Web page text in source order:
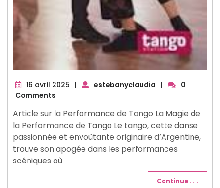
16 avril 2025 16| estebanyclaudia |
0
Comments
Article sur la Performance de Tango La Magie de
la Performance de Tango Le tango, cette danse
passionnée et envoûtante originaire d’Argentine,
trouve son apogée dans les performances
scéniques où
Continue . . .